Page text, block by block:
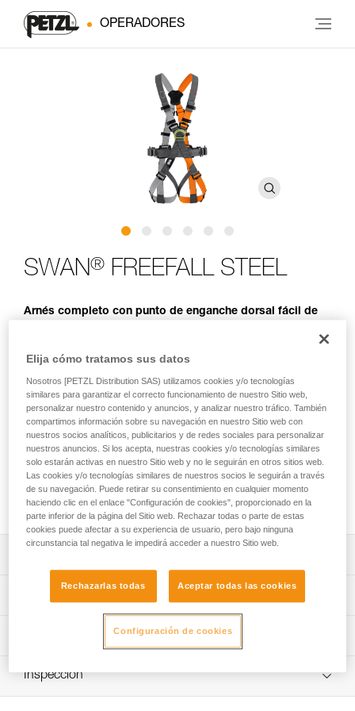
OPERADORES
SWAN® FREEFALL STEEL
Arnés completo con punto de enganche dorsal fácil de
El SWAN FREEFALL STEEL es un arnés completo diseñado
para los recorridos acrobáticos en altura. Las cintas están
provistas de un código de color para facilitar su colocación.
La posición alta del punto de conexión limita el riesgo de
volteo del cliente. También dispone de un punto de
enganche dorsal que permite asegurar las actividades
específicas de los recorridos acrobáticos en altura como la
caída libre. Robusto, su mantenimiento es más fácil y su vida
útil se optimiza. La talla única y las zonas de identificación
simplifican la gestión del parque de material.
Arnés completo fácil de utilizar diseñado para los
recorridos acrobáticos en altura:
- Código de color gris/naranja que permite facilitar las
explicaciones de colocación a los clientes.
- Ajuste mediante hebillas autobloqueantes
- Excelente prensión de las puntas de las cintas para
facilitar la regulación, incluso con guantes.
Materiales: cinta de poliéster, puntos de anclaje de
aluminio, hebillas de acero y poliamida
Información técnica
Descargar el pdf technical-notice-SWAN-FREEFALL-1
Inspección
Elija cómo tratamos sus datos
Nosotros [PETZL Distribution SAS) utilizamos cookies y/o tecnologías
similares para garantizar el correcto funcionamiento de nuestro Sitio web,
personalizar nuestro contenido y anuncios, y analizar nuestro tráfico. También
compartimos información sobre su navegación en nuestro Sitio web con
nuestros socios analíticos, publicitarios y de redes sociales para personalizar
nuestros anuncios. Si los acepta, nuestras cookies y/o tecnologías similares
solo estarán activas en nuestro Sitio web y no le seguirán en otros sitios web.
Las cookies y/o tecnologías similares de nuestros socios le seguirán a través
de su navegación. Puede retirar su consentimiento en cualquier momento
haciendo clic en el enlace "Configuración de cookies", proporcionado en la
parte inferior de la página del Sitio web. Rechazar todas o parte de estas
cookies puede afectar a su experiencia de usuario, pero bajo ninguna
circunstancia tal negativa le impedirá acceder a nuestro Sitio web.
Rechazarlas todas Aceptar todas las cookies
Configuración de cookies